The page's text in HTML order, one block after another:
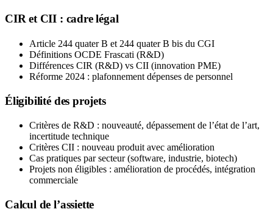
CIR et CII : cadre légal
Article 244 quater B et 244 quater B bis du CGI
Définitions OCDE Frascati (R&D)
Différences CIR (R&D) vs CII (innovation PME)
Réforme 2024 : plafonnement dépenses de personnel
Éligibilité des projets
Critères de R&D : nouveauté, dépassement de l’état de l’art,
incertitude technique
Critères CII : nouveau produit avec amélioration
Cas pratiques par secteur (software, industrie, biotech)
Projets non éligibles : amélioration de procédés, intégration
commerciale
Calcul de l’assiette